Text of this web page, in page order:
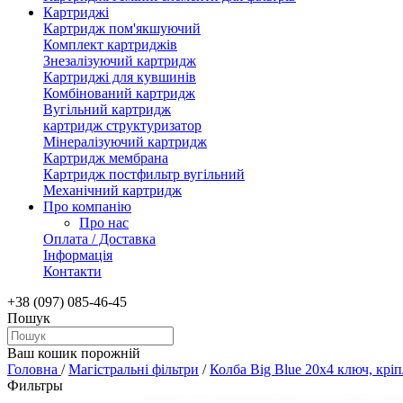
Картриджі
Картридж пом'якшуючий
Комплект картриджів
Знезалізуючий картридж
Картриджі для кувшинів
Комбінований картридж
Вугільний картридж
картридж структуризатор
Мінералізуючий картридж
Картридж мембрана
Картридж постфильтр вугільний
Механічний картридж
Про компанію
Про нас
Оплата / Доставка
Інформація
Контакти
+38 (097) 085-46-45
Пошук
Ваш кошик порожній
Головна /Магістральні фільтри /Колба Вig Вlue 20х4 ключ,
Фильтры